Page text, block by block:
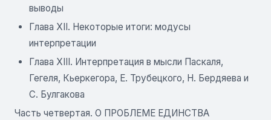
выводы
Глава XII. Некоторые итоги: модусы
интерпретации
Глава XIII. Интерпретация в мысли Паскаля,
Гегеля, Кьеркегора, Е. Трубецкого, Н. Бердяева и
С. Булгакова
Часть четвертая. О ПРОБЛЕМЕ ЕДИНСТВА